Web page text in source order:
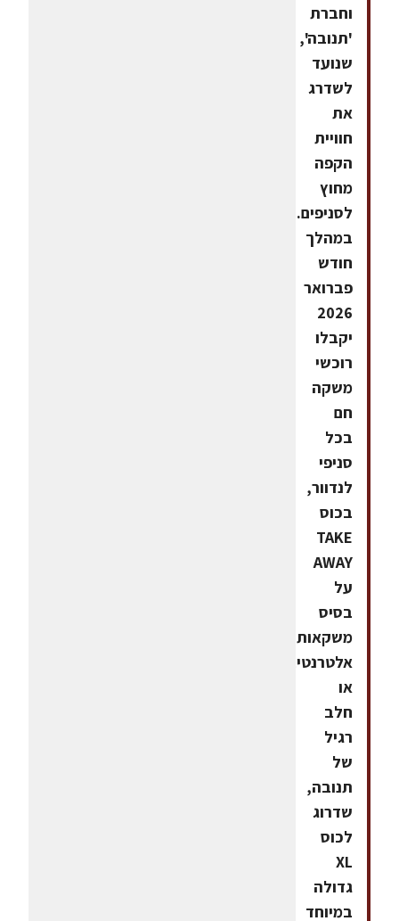
וחברת
'תנובה',
שנועד
לשדרג
את
חוויית
הקפה
מחוץ
לסניפים.
במהלך
חודש
פברואר
2026
יקבלו
רוכשי
משקה
חם
בכל
סניפי
לנדוור,
בכוס
TAKE
AWAY
על
בסיס
משקאות
אלטרנטיב
או
חלב
רגיל
של
תנובה,
שדרוג
לכוס
XL
גדולה
במיוחד